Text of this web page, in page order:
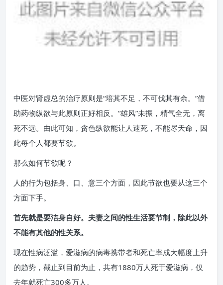
中医对肾虚总的治疗原则是“培其不足，不可伐其有余。”借
助药物纵欲与此原则正好相反。“雄风”未振，精气全无，离
死不远。由此可知，贪色纵欲能让人速死，不能尽天命，因
此每个人都要节欲。
那么如何节欲呢？
人的行为包括身、口、意三个方面，因此节欲也要从这三个
方面下手。
首先就是要洁身自好。 夫妻之间的性生活要节制，除此以外
不能有其他的性关系。
现在性病泛滥，爱滋病的病毒携带者和死亡率成大幅度上升
的趋势，截止到目前为止，共有1880万人死于爱滋病，仅
去年就死亡300多万人。